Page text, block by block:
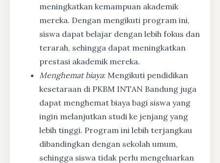
meningkatkan kemampuan akademik
mereka. Dengan mengikuti program ini,
siswa dapat belajar dengan lebih fokus dan
terarah, sehingga dapat meningkatkan
prestasi akademik mereka.
Menghemat biaya: Mengikuti pendidikan
kesetaraan di PKBM INTAN Bandung juga
dapat menghemat biaya bagi siswa yang
ingin melanjutkan studi ke jenjang yang
lebih tinggi. Program ini lebih terjangkau
dibandingkan dengan sekolah umum,
sehingga siswa tidak perlu mengeluarkan